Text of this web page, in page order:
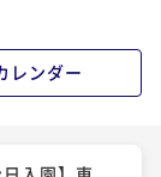
レンダー